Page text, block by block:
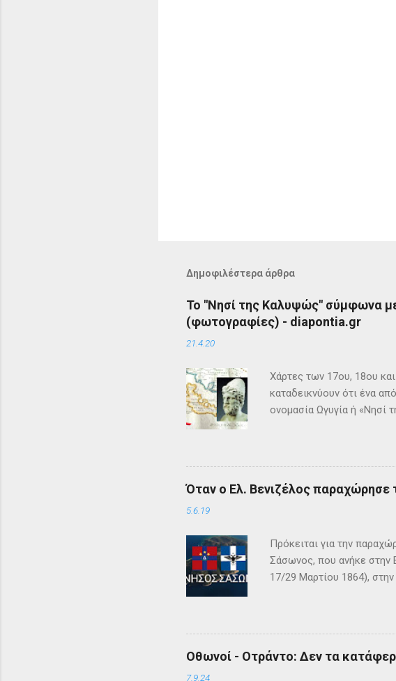
Δημοφιλέστερα άρθρα
Το "Νησί της Καλυψώς" σύμφωνα
(φωτογραφίες) - diapontia.gr
21.4.20
Χάρτες των 17ου, 18ου
καταδεικνύουν ότι ένα
ονομασία Ωγυγία ή «Νησί
αρχαιότητα οι Οθωνοί
Όμηρος , ονόμαζε το νησί
Όταν ο Ελ. Βενιζέλος παραχώρησε
5.6.19
Πρόκειται για την
Σάσωνος, που ανήκε στην
17/29 Μαρτίου 1864),
αλβανική της ονομασία
γνωστή ήδη από την
Οθωνοί - Οτράντο: Δεν τα
7.9.24